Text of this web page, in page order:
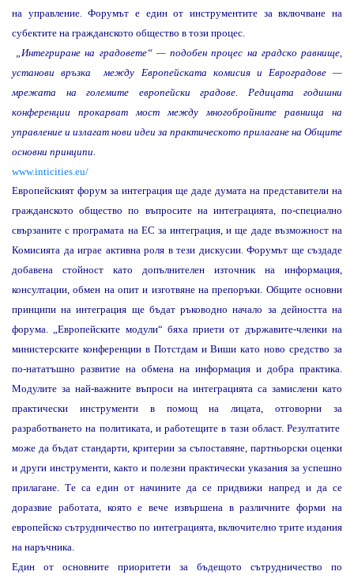
на управление. Форумът е един от инструментите за включване на
субектите на гражданското общество в този процес.
„Интегриране на градовете“ — подобен процес на градско равнище,
установи връзка
между Европейската комисия и Евроградове —
мрежата на големите европейски градове. Редицата годишни
конференции прокарват мост между многобройните равнища на
управление и излагат нови идеи за практическото прилагане на Общите
основни принципи.
www.inticities.eu/
Европейският форум за интеграция ще даде думата на представители на
гражданското общество по въпросите на интеграцията, по-специално
свързаните с програмата на ЕС за интеграция, и ще даде възможност на
Комисията да играе активна роля в тези дискусии. Форумът ще създаде
добавена стойност като допълнителен източник на информация,
консултации, обмен на опит и изготвяне на препоръки. Общите основни
принципи на интеграция ще бъдат ръководно начало за дейността на
форума. „Европейските модули“ бяха приети от държавите-членки на
министерските конференции в Потстдам и Виши като ново средство за
по-нататъшно развитие на обмена на информация и добра практика.
Модулите за най-важните въпроси на интеграцията са замислени като
практически инструменти в помощ на лицата, отговорни за
разработването на политиката, и работещите в тази област. Резултатите
може да бъдат стандарти, критерии за съпоставяне, партньорски оценки
и други инструменти, както и полезни практически указания за успешно
прилагане. Те са един от начините да се придвижи напред и да се
доразвие работата, която е вече извършена в различните форми на
европейско сътрудничество по интеграцията, включително трите издания
на наръчника.
Един от основните приоритети за бъдещото сътрудничество по